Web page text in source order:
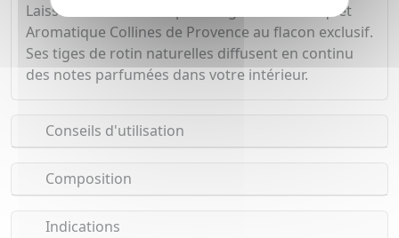
Laissez-vous charmer par l'élégance du Bouquet
Aromatique Collines de Provence au flacon exclusif.
Ses tiges de rotin naturelles diffusent en continu
des notes parfumées dans votre intérieur.
Conseils d'utilisation
Composition
Indications